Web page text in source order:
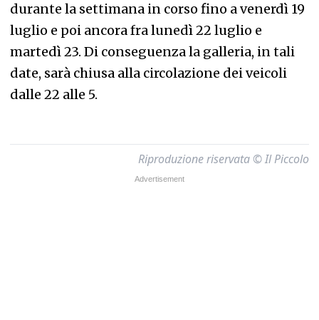
durante la settimana in corso fino a venerdì 19
luglio e poi ancora fra lunedì 22 luglio e
martedì 23. Di conseguenza la galleria, in tali
date, sarà chiusa alla circolazione dei veicoli
dalle 22 alle 5.
Riproduzione riservata © Il Piccolo